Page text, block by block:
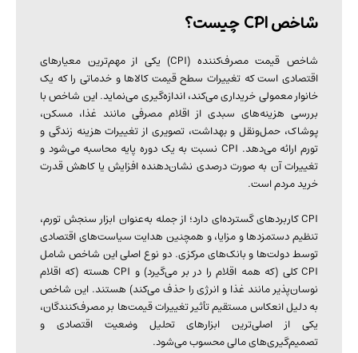
شاخص CPI چیست؟
شاخص قیمت مصرف‌کننده (CPI) یکی از مهم‌ترین معیارهای
اقتصادی است که تغییرات سطح قیمت کالاها و خدماتی را که یک
خانوار معمولی خریداری می‌کند، اندازه‌گیری می‌نماید. این شاخص با
بررسی هزینه‌های سبدی از اقلام مصرفی مانند غذا، مسکن،
پوشاک، حمل‌ونقل و بهداشت، تصویری از تغییرات هزینه زندگی و
تورم ارائه می‌دهد. CPI نسبت به یک دوره پایه محاسبه می‌شود و
تغییرات آن به صورت درصدی نشان‌دهنده افزایش یا کاهش قدرت
خرید مردم است.
CPI کاربردهای گسترده‌ای دارد؛ از جمله به‌عنوان ابزار سنجش تورم،
تنظیم دستمزدها و مزایا، و همچنین هدایت سیاست‌های اقتصادی
توسط دولت‌ها و بانک‌های مرکزی. دو نوع اصلی این شاخص شامل
CPI کلی (که همه اقلام را در بر می‌گیرد) و CPI هسته (که اقلام
نوسان‌پذیر مانند غذا و انرژی را حذف می‌کند) هستند. این شاخص
به دلیل انعکاس مستقیم تأثیر تغییرات قیمت‌ها بر مصرف‌کنندگان،
یکی از اصلی‌ترین ابزارهای تحلیل وضعیت اقتصادی و
تصمیم‌گیری‌های مالی محسوب می‌شود.